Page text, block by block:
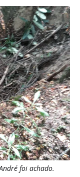
foi achado.